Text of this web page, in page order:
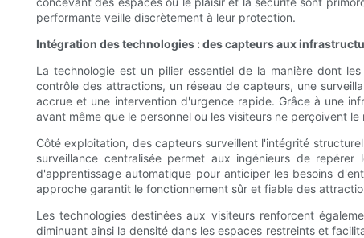
performante veille discrètement à leur protection.
Intégration des technologies : des capteurs aux
La technologie est un pilier essentiel de la manière dont
contrôle des attractions, un réseau de capteurs, une
accrue et une intervention d'urgence rapide. Grâce à une
avant même que le personnel ou les visiteurs ne perçoivent le
Côté exploitation, des capteurs surveillent l'intégrité
surveillance centralisée permet aux ingénieurs de
d'apprentissage automatique pour anticiper les besoins
approche garantit le fonctionnement sûr et fiable des
Les technologies destinées aux visiteurs renforcent
diminuant ainsi la densité dans les espaces restreints et